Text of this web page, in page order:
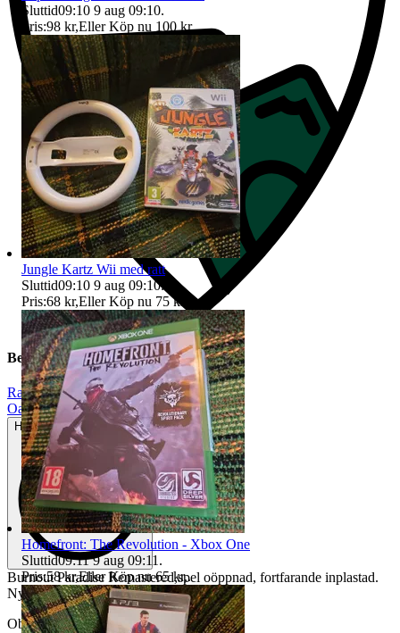
Beskrivning
Racing|
Oanvänt
Helt ny och aldrig använd
Burnout Paradise Remastered,spel oöppnad, fortfarande inplastad.
Ny (Xbox One)
Objektnr 740 674 550
Sluttid09:10 9 aug 09:10.
Pris:98 kr,Eller Köp nu 100 kr,.
Jungle Kartz Wii med ratt
Sluttid09:10 9 aug 09:10.
Pris:68 kr,Eller Köp nu 75 kr
Homefront: The Revolution - Xbox One
Sluttid09:11 9 aug 09:11 .
Pris:58 kr,Eller Köp nu 65 kr,.